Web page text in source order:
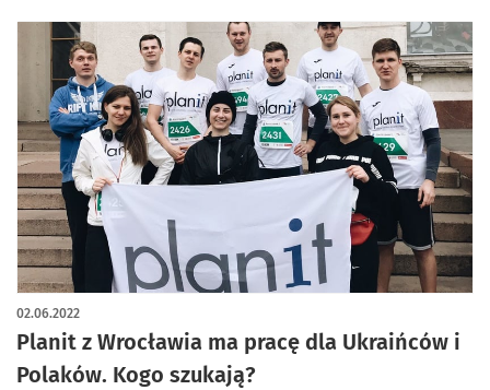
Planit z Wrocławia ma pracę dla Ukraińców i
Polaków. Kogo szukają?
02.06.2022